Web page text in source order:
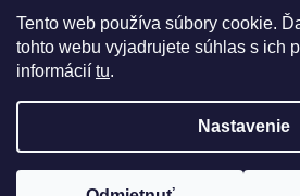
Tento web používa súbory cookie.
tohto webu vyjadrujete súhlas s ich
informácií tu.
Nastavenie
Upozorňujeme zákazníkov, že v období od
Vytvoril Shoptet &
Zahradnedepo.sk